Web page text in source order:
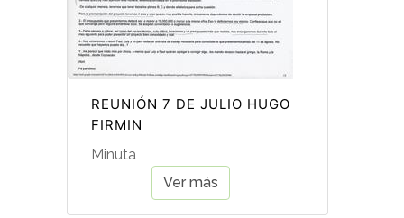
REUNIÓN 7 DE JULIO HUGO
FIRMIN
Minuta
Ver más